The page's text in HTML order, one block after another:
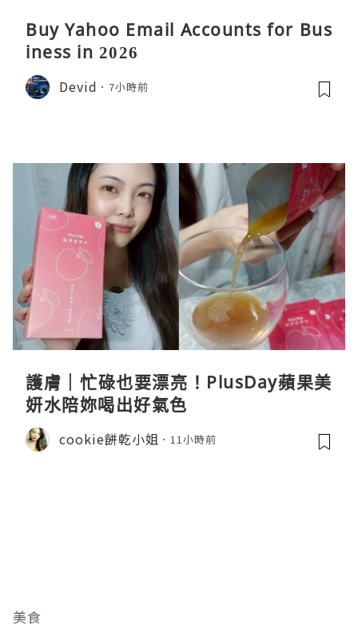
Buy Yahoo Email Accounts for Bus
iness in 2026
Devid 7小時前
護膚｜忙碌也要漂亮！PlusDay蘋果美
妍水陪妳喝出好氣色
cookie餅乾小姐 11小時前
美食